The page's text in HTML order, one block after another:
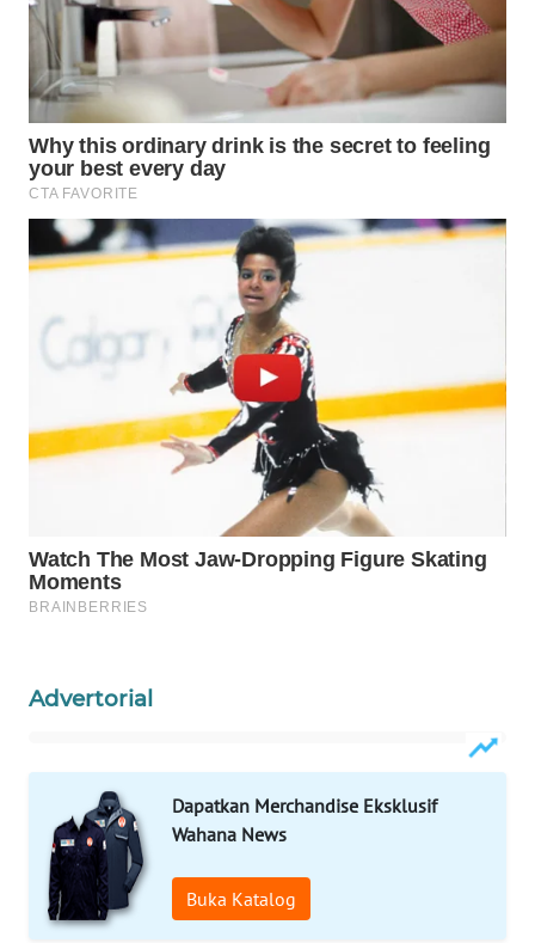
Advertorial
Dapatkan Merchandise Eksklusif
Wahana News
Buka Katalog
MARTABAT
NET
PLN
WATCH
LPKKI
LKKI
PORTAL
FORWAMKI
ALPERKLINAS
SITUNGIR
NEWS
SIDIKALANG